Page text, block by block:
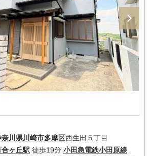
奈川県川崎市多摩区西生田５丁目
合ヶ丘駅 徒歩19分 小田急電鉄小田原線